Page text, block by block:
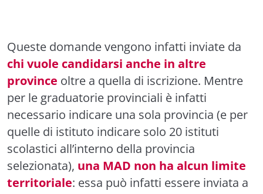
Queste domande vengono infatti inviate da
chi vuole candidarsi anche in altre
province oltre a quella di iscrizione. Mentre
per le graduatorie provinciali è infatti
necessario indicare una sola provincia (e per
quelle di istituto indicare solo 20 istituti
scolastici all’interno della provincia
selezionata), una MAD non ha alcun limite
territoriale: essa può infatti essere inviata a